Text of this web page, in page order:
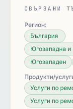
СВЪРЗАНИ
Регион:
България
Югозападна
Югозападен
Продукти/
Услуги по
Услуги по